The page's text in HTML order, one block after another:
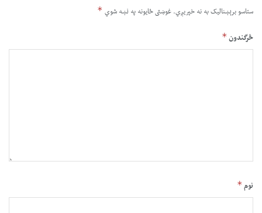
ستاسو برېښناليک به نه خپريږي.غوښتى ځایونه په نښه شوي *
څرگندون*
نوم*